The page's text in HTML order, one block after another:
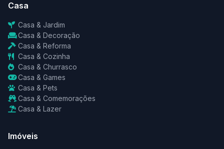
Casa
Casa & Jardim
Casa & Decoração
Casa & Reforma
Casa & Cozinha
Casa & Churrasco
Casa & Games
Casa & Pets
Casa & Comemorações
Casa & Lazer
Imóveis